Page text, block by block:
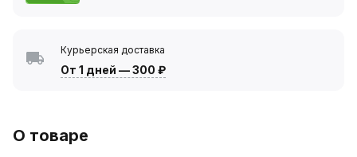
Курьерская доставка
От 1 дней —300 ₽
О товаре